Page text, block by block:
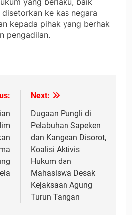
yang berlaku, baik
ke kas negara
kepada pihak yang berhak
pengadilan.
Next:
Dugaan Pungli di
Pelabuhan Sapeken
dan Kangean Disorot,
Koalisi Aktivis
Hukum dan
Mahasiswa Desak
Kejaksaan Agung
Turun Tangan